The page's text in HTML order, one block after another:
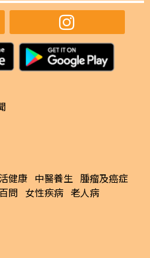
健康 中醫養生 腫瘤及癌症
問 女性疾病 老人病